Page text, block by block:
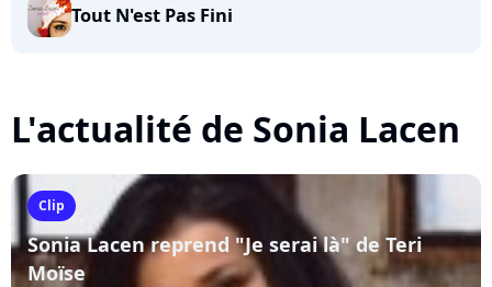
Tout N'est Pas Fini
L'actualité de Sonia Lacen
Clip
Sonia Lacen reprend "Je serai là" de Teri
Moïse